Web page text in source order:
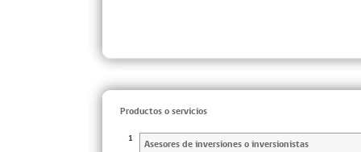
Productos o servicios
1
Asesores de inversiones o inversionistas